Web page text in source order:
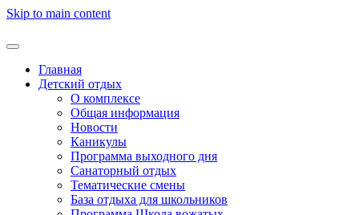
Skip to main content
Главная
Детский отдых
О комплексе
Общая информация
Новости
Каникулы
Программа выходного дня
Санаторный отдых
Тематические смены
База отдыха для школьников